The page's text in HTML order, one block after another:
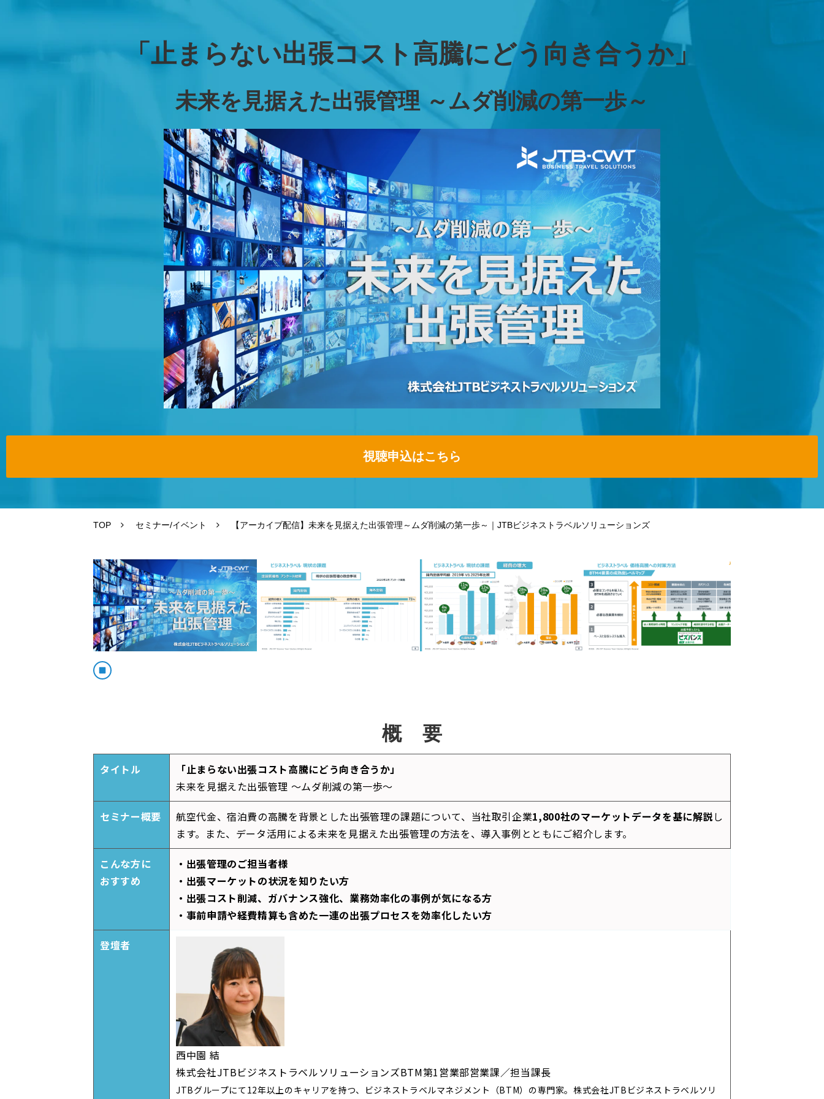
「止まらない出張コスト高騰にどう向き合うか」
未来を見据えた出張管理 ～ムダ削減の第一歩～
視聴申込はこちら
TOP セミナー/イベント 【アーカイブ配信】未来を見据えた出張管理～ムダ削減の第一歩～｜JTBビジネストラベルソリューションズ
概　要
タイトル
「止まらない出張コスト高騰にどう向き合うか」
未来を見据えた出張管理 ～ムダ削減の第一歩～
セミナー概要 航空代金、宿泊費の高騰を背景とした出張管理の課題について、当社取引企業1,800社のマーケットデータを基に解説し
ます。また、データ活用による未来を見据えた出張管理の方法を、導入事例とともにご紹介します。
こんな方に
おすすめ
・出張管理のご担当者様
・出張マーケットの状況を知りたい方
・出張コスト削減、ガバナンス強化、業務効率化の事例が気になる方
・事前申請や経費精算も含めた一連の出張プロセスを効率化したい方
登壇者
西中園 結
株式会社JTBビジネストラベルソリューションズBTM第1営業部営業課／担当課長
JTBグループにて 12年以上のキャリアを持つ、ビジネストラベルマネジメント（BTM）の専門家。株式会社JTB ビジネストラベルソリ